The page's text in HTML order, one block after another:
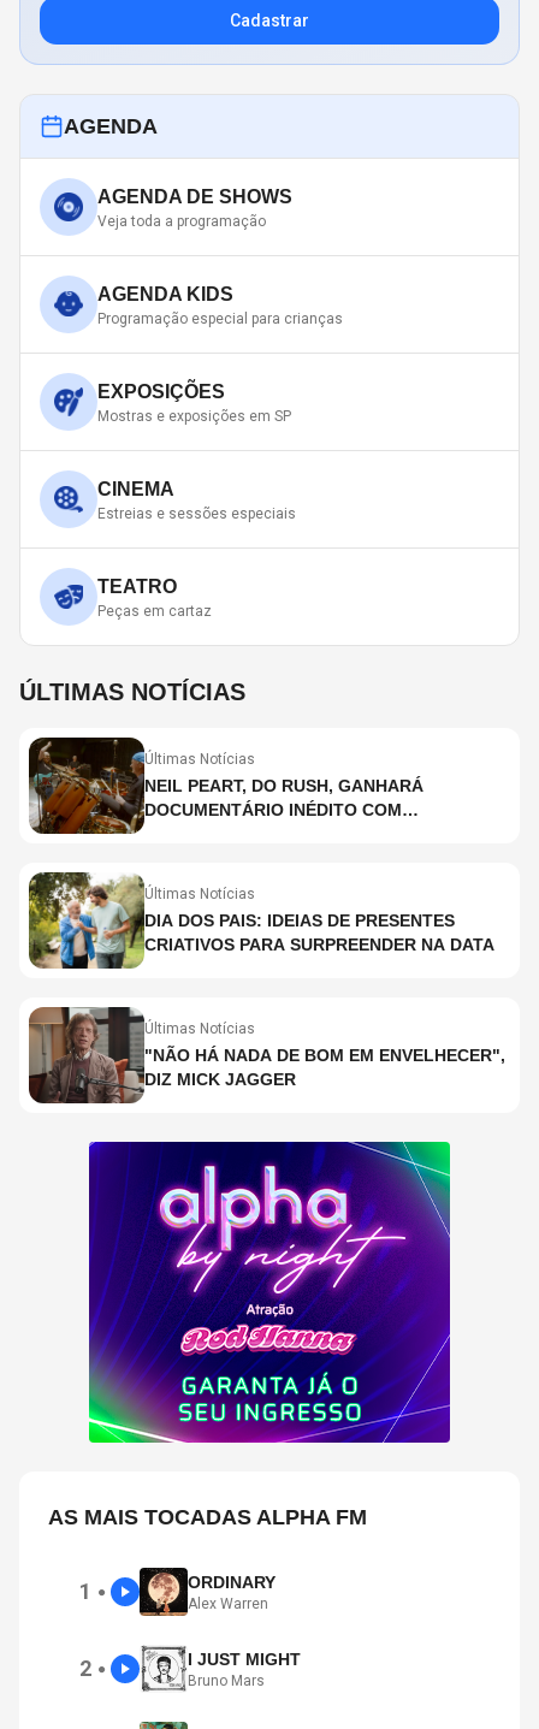
Cadastrar
AGENDA
AGENDA DE SHOWS
Veja toda a programação
AGENDA KIDS
Programação especial para crianças
EXPOSIÇÕES
Mostras e exposições em SP
CINEMA
Estreias e sessões especiais
TEATRO
Peças em cartaz
ÚLTIMAS NOTÍCIAS
Últimas Notícias
NEIL PEART, DO RUSH, GANHARÁ
DOCUMENTÁRIO INÉDITO COM
Últimas Notícias
DIA DOS PAIS: IDEIAS DE PRESENTES
CRIATIVOS PARA SURPREENDER NA DATA
Últimas Notícias
"NÃO HÁ NADA DE BOM EM ENVELHECER",
DIZ MICK JAGGER
AS MAIS TOCADAS ALPHA FM
1 ● ORDINARY
Alex Warren
2 ● I JUST MIGHT
Bruno Mars